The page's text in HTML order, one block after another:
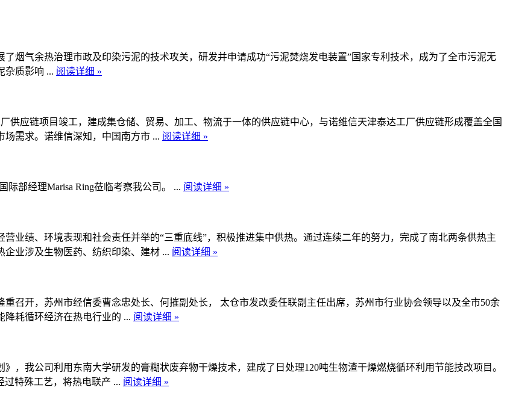
烟气余热治理市政及印染污泥的技术攻关，研发并申请成功“污泥焚烧发电装置”国家专利技术，成为了全市污泥无
杂质影响 ... 阅读详细 »
供应链项目竣工，建成集仓储、贸易、加工、物流于一体的供应链中心，与诺维信天津泰达工厂供应链形成覆盖全国
需求。诺维信深知，中国南方市 ... 阅读详细 »
际部经理Marisa Ring莅临考察我公司。 ... 阅读详细 »
业绩、环境表现和社会责任并举的“三重底线”，积极推进集中供热。通过连续二年的努力，完成了南北两条供热主
业涉及生物医药、纺织印染、建材 ... 阅读详细 »
召开，苏州市经信委曹念忠处长、何摧副处长， 太仓市发改委任联副主任出席，苏州市行业协会领导以及全市50余
降耗循环经济在热电行业的 ... 阅读详细 »
，我公司利用东南大学研发的膏糊状废弃物干燥技术，建成了日处理120吨生物渣干燥燃烧循环利用节能技改项目。
过特殊工艺，将热电联产 ... 阅读详细 »